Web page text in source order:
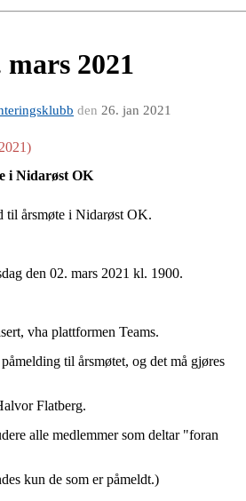
2021
den 26. jan 2021
i Nidarøst OK
til årsmøte i Nidarøst OK.
den 02. mars 2021 kl. 1900.
vha plattformen Teams.
til årsmøtet, og det må gjøres
Flatberg.
alle medlemmer som deltar "foran
kun de som er påmeldt.)